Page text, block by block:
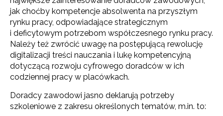
jak choćby kompetencje absolwenta na przyszłym
rynku pracy, odpowiadające strategicznym
i deficytowym potrzebom współczesnego rynku pracy.
Należy też zwrócić uwagę na postępującą rewolucję
digitalizacji treści nauczania i lukę kompetencyjną
dotyczącą rozwoju cyfrowego doradców w ich
codziennej pracy w placówkach.
Doradcy zawodowi jasno deklarują potrzeby
szkoleniowe z zakresu określonych tematów, m.in. to: